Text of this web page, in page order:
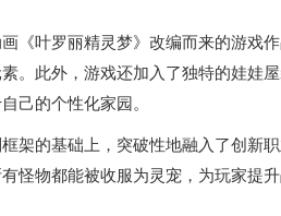
《叶罗丽精灵梦》改编而来的游戏
。此外，游戏还加入了独特的娃娃
己的个性化家园。
架的基础上，突破性地融入了创新
怪物都能被收服为灵宠，为玩家提升